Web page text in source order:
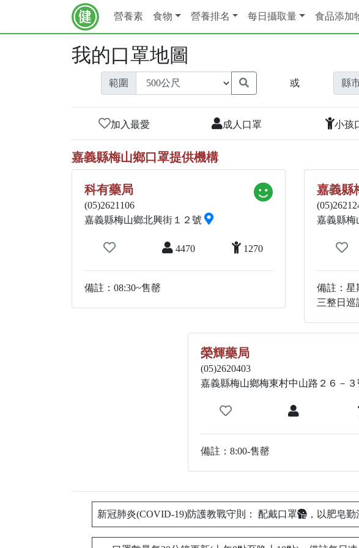
營養素 食物 營養排名 每日攝取量 食品添加
我的口罩地圖
範圍 或 縣
加入最愛 成人口罩 小孩
嘉義縣梅山鄉口罩提供機構
科有藥局
(05)2621106
嘉義縣梅山鄉北興街１２號
4470 1270
備註：08:30~售罄
嘉義縣
嘉義縣梅
備註：星
三整日巡
榮輝藥局
(05)2620403
嘉義縣梅山鄉梅東村中山路２６－３
備註：8:00-售罄
新冠肺炎(COVID-19)防護教戰守則： 配戴口罩 ，以肥皂勤